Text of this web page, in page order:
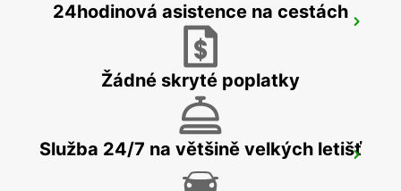
AKUREYRI HARBOUR
AKUREYRI
24hodinová asistence na cestách
Žádné skryté poplatky
Služba 24/7 na většině velkých letišť